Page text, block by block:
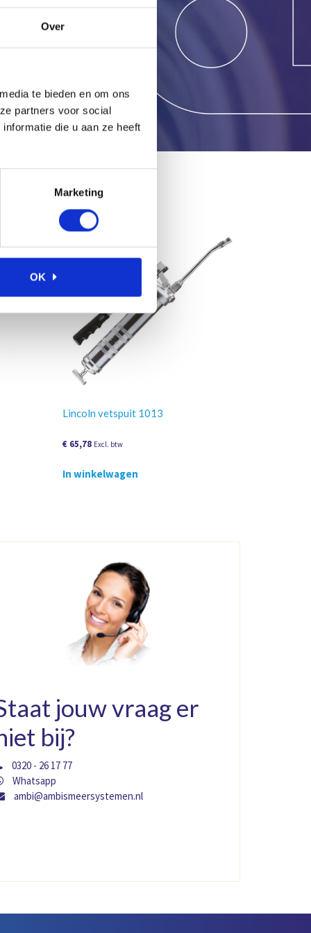
Over
te bieden en om ons
partners voor social
die u aan ze heeft
Marketing
OK
Lincoln vetspuit 1013
€ 65,78 Excl. btw
In winkelwagen
jouw vraag er
bij?
0320 - 26 17 77
Whatsapp
ambi@ambismeersystemen.nl